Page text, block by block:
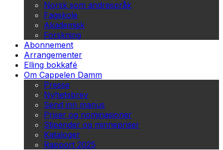
Norsk som andrespråk
Fagskole
Akademisk
Forskning
Abonnement
Arrangementer
Elling bokkafé
Om Cappelen Damm
Presse
Nyhetsbrev
Send inn manus
Priser og nominasjoner
Stipender og minnepriser
Kataloger
Rapport 2025